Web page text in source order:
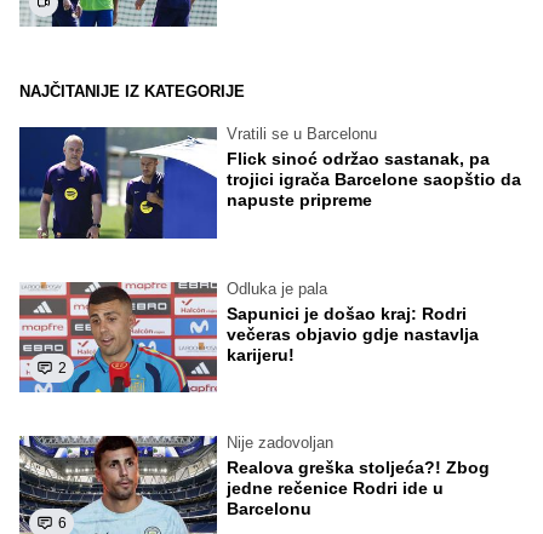
NAJČITANIJE IZ KATEGORIJE
Vratili se u Barcelonu
Flick sinoć održao sastanak, pa
trojici igrača Barcelone saopštio da
napuste pripreme
2
Odluka je pala
Sapunici je došao kraj: Rodri
večeras objavio gdje nastavlja
karijeru!
6
Nije zadovoljan
Realova greška stoljeća?! Zbog
jedne rečenice Rodri ide u
Barcelonu